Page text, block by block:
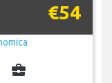
€54
business_center